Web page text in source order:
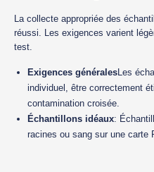
La collecte appropriée des
réussi. Les exigences varient
test.
Exigences généralesLes
individuel, être correctement
contamination croisée.
Échantillons idéaux:
racines ou sang sur une carte